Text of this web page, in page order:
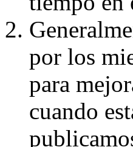
por los
para
cuando